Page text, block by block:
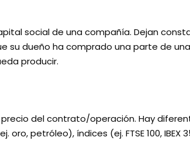
social de una compañía. Dejan
su dueño ha comprado una parte de
producir.
del contrato/operación. Hay
petróleo), índices (ej. FTSE 100, IBEX